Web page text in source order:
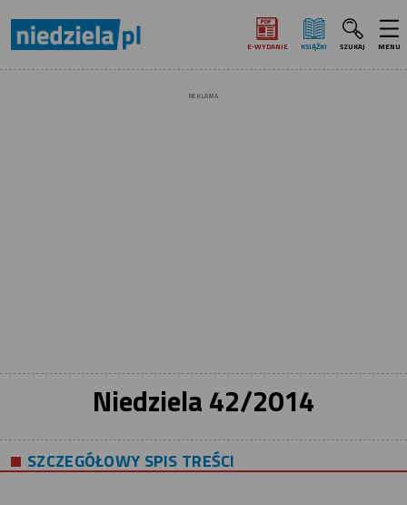
E‑WYDANIE KSIĄŻKI SZUKAJ MENU
REKLAMA
Niedziela 42/2014
SZCZEGÓŁOWY SPIS TREŚCI